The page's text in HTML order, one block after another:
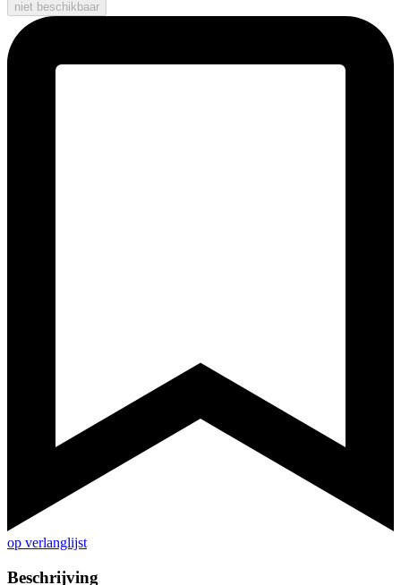
niet beschikbaar
op verlanglijst
Beschrijving